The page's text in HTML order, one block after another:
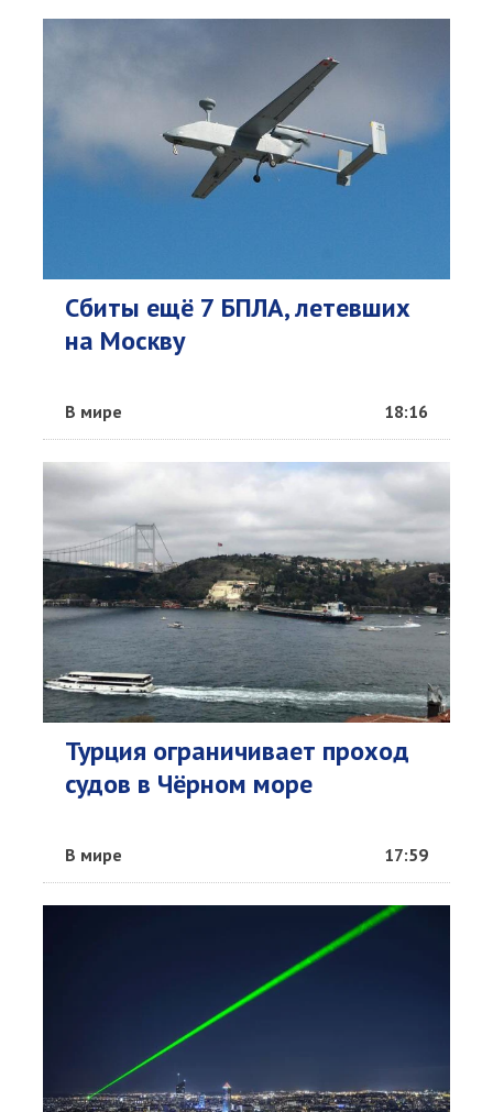
Сбиты ещё 7 БПЛА, летевших
на Москву
В мире 18:16
Турция ограничивает проход
судов в Чёрном море
В мире 17:59